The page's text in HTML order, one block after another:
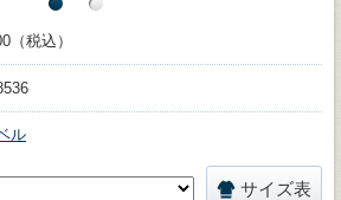
（税込）
ル
サイズ表